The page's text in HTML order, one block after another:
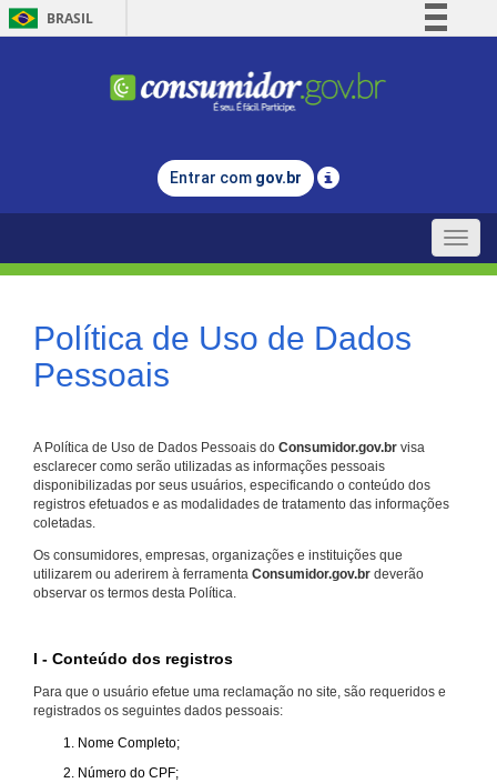
BRASIL
Comunica BR
Legislação
Entrar com gov.br
Toggle
Política de Uso de Dados
Pessoais
A Política de Uso de Dados Pessoais do Consumidor.gov.br visa
esclarecer como serão utilizadas as informações pessoais
disponibilizadas por seus usuários, especificando o conteúdo dos
registros efetuados e as modalidades de tratamento das informações
coletadas.
Os consumidores, empresas, organizações e instituições que
utilizarem ou aderirem à ferramenta Consumidor.gov.br deverão
observar os termos desta Política.
I - Conteúdo dos registros
Para que o usuário efetue uma reclamação no site, são requeridos e
registrados os seguintes dados pessoais:
Nome Completo;
Número do CPF;